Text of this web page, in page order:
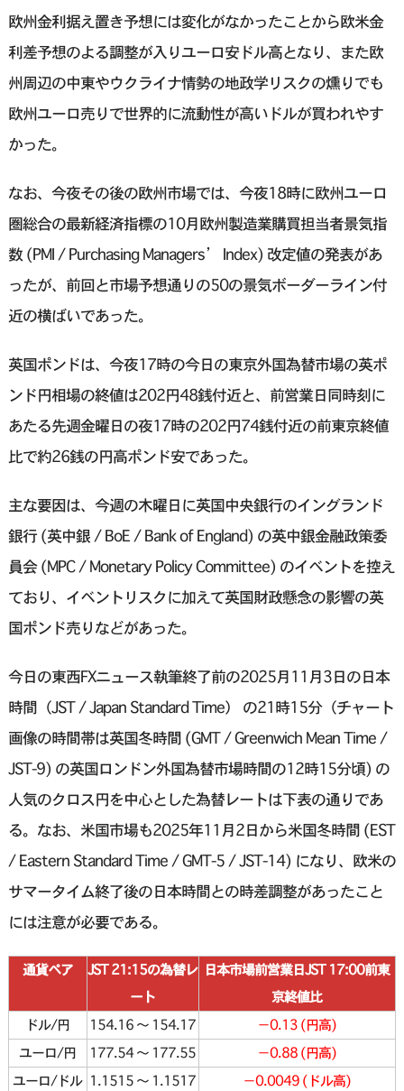
欧州金利据え置き予想には変化がなかったことから欧米金
利差予想のよる調整が入りユーロ安ドル高となり、また欧
州周辺の中東やウクライナ情勢の地政学リスクの燻りでも
欧州ユーロ売りで世界的に流動性が高いドルが買われやす
かった。
なお、今夜その後の欧州市場では、今夜18時に欧州ユーロ
圏総合の最新経済指標の10月欧州製造業購買担当者景気指
数 (PMI / Purchasing Managers’ Index) 改定値の発表があ
ったが、前回と市場予想通りの50の景気ボーダーライン付
近の横ばいであった。
英国ポンドは、今夜17時の今日の東京外国為替市場の英ポ
ンド円相場の終値は202円48銭付近と、前営業日同時刻に
あたる先週金曜日の夜17時の202円74銭付近の前東京終値
比で約26銭の円高ポンド安であった。
主な要因は、今週の木曜日に英国中央銀行のイングランド
銀行 (英中銀 / BoE / Bank of England) の英中銀金融政策委
員会 (MPC / Monetary Policy Committee) のイベントを控え
ており、イベントリスクに加えて英国財政懸念の影響の英
国ポンド売りなどがあった。
今日の東西FXニュース執筆終了前の2025月11月3日の日本
時間（JST / Japan Standard Time） の21時15分（チャート
画像の時間帯は英国冬時間 (GMT / Greenwich Mean Time /
JST-9) の英国ロンドン外国為替市場時間の12時15分頃) の
人気のクロス円を中心とした為替レートは下表の通りであ
る。なお、米国市場も2025年11月2日から米国冬時間 (EST
/ Eastern Standard Time / GMT-5 / JST-14) になり、欧米の
サマータイム終了後の日本時間との時差調整があったこと
には注意が必要である。
通貨ペア
JST 21:15の為替レ
ート
日本市場前営業日JST 17:00前東
京終値比
ドル/円
154.16 〜 154.17
−0.13 (円高)
ユーロ/円
177.54 〜 177.55
−0.88 (円高)
ユーロ/ドル 1.1515 〜 1.1517
−0.0049 (ドル高)